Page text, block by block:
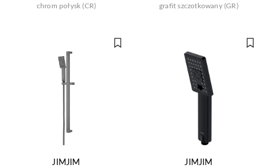
chrom połysk (CR) grafit szczotkowany (GR)
JIMJIM
JIMJIM